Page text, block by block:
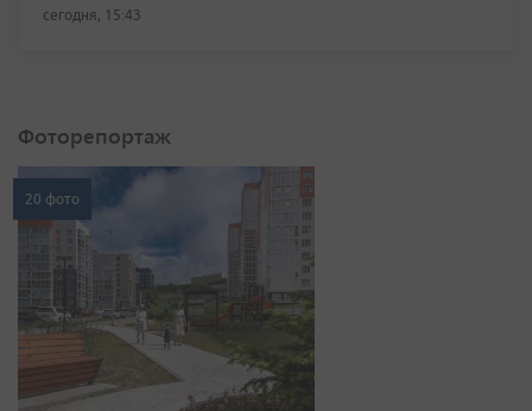
сегодня, 15:43
Фоторепортаж
20 фото